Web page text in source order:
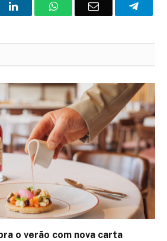
O
WhatsAppE-
o verão com nova carta